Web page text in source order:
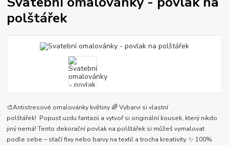
polštářek
🎨Antistresové omalovánky květiny 🌈 Vybarvi si vlastní
polštářek! Popusť uzdu fantazii a vytvoř si originální kousek, který nikdo
jiný nemá! Tento dekorační povlak na polštářek si můžeš vymalovat
podle sebe – stačí fixy nebo barvy na textil a trocha kreativity. ✨ 100%